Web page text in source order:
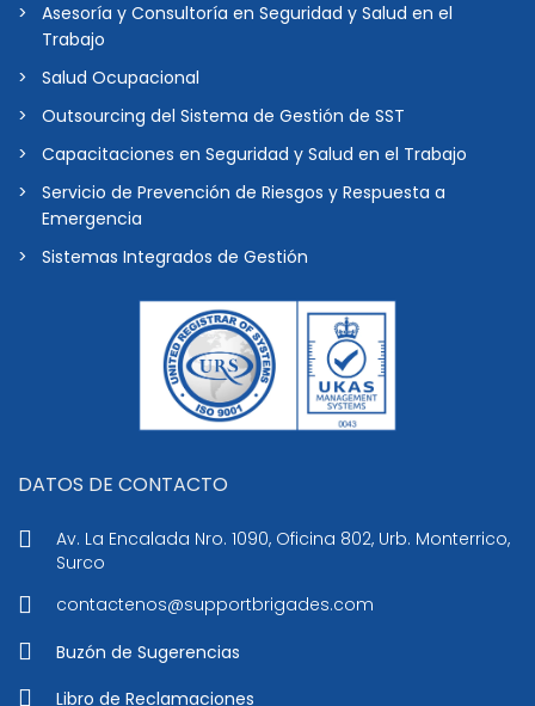
Asesoría y Consultoría en Seguridad y Salud en el
Trabajo
Salud Ocupacional
Outsourcing del Sistema de Gestión de SST
Capacitaciones en Seguridad y Salud en el Trabajo
Servicio de Prevención de Riesgos y Respuesta a
Emergencia
Sistemas Integrados de Gestión
DATOS DE CONTACTO
Av. La Encalada Nro. 1090, Oficina 802, Urb. Monterrico,
Surco
contactenos@supportbrigades.com
Buzón de Sugerencias
Libro de Reclamaciones